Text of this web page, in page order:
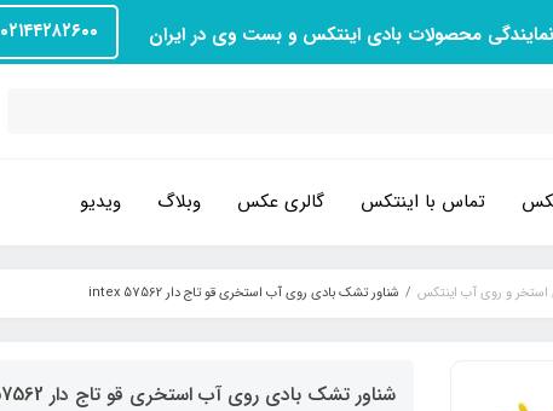
نمایندگی محصولات بادی اینتکس و بست وی در ایران ۰۲۱۴۴۲۸۲۶۰۰ پیگیری سفارش
تماس با اینتکس گالری عکس وبلاگ ویدیو
و روی آب اینتکس شناور تشک بادی روی آب استخری قو تاج دار intex 57562
شناور تشک بادی روی آب استخری قو تاج دار intex 57562